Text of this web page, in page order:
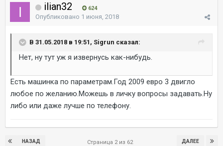
ilian32 624
Опубликовано 1 июня, 2018
В 31.05.2018 в 19:51, Sigrun сказал:
Нет, ну тут уж я извернусь как-нибудь.
Есть машинка по параметрам.Год 2009 евро 3 двигло
любое по желанию.Можешь в личку вопросы задавать.Ну
либо или даже лучше по телефону.
НАЗАД ДАЛЕЕ
Страница 2 из 62